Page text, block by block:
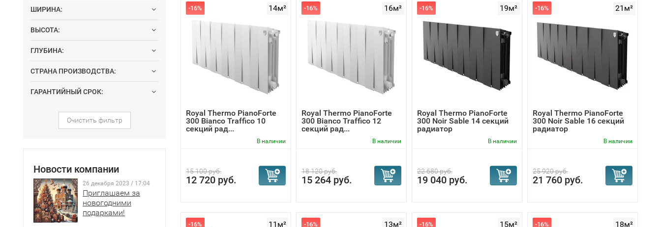
ШИРИНА:
ВЫСОТА:
ГЛУБИНА:
СТРАНА ПРОИЗВОДСТВА:
ГАРАНТИЙНЫЙ СРОК:
Очистить фильтр
Новости компании
26 декабря 2023 / 17:04
Приглашаем за
новогодними
подарками!
Премиальные технологии радиаторов Royal Thermo Pianoforte 300
3D Heating Pianoforte – увеличение теплоотдачи благодаря уникальной геометрии секций.
ColorPlus – три элегантных оттенка Bianco Traffico, Silver Satin и Noir Sable, гармонично дополняющие любой интерьер.
Oxsilan® 9807 – современное антикоррозийное покрытие нового поколения.
Tecnofirma® – стойкая 7-этапная NANO-покраска, сохраняющая первоначальный цвет многие годы.
14м²
-16%
Royal Thermo PianoForte
300 Bianco Traffico 10
секций рад...
В наличии
15 100 руб.
12 720 руб.
16м²
-16%
Royal Thermo PianoForte
300 Bianco Traffico 12
секций рад...
В наличии
18 120 руб.
15 264 руб.
19м²
-16%
Royal Thermo PianoForte
300 Noir Sable 14 секций
радиатор
В наличии
22 680 руб.
19 040 руб.
21м²
-16%
Royal Thermo PianoForte
300 Noir Sable 16 секций
радиатор
В наличии
25 920 руб.
21 760 руб.
11м²
-16% 13м²
-16% 15м²
-16% 18м²
-16%